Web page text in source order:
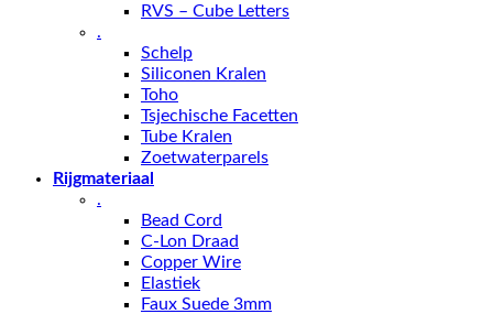
RVS – Cube Letters
.
Schelp
Siliconen Kralen
Toho
Tsjechische Facetten
Tube Kralen
Zoetwaterparels
Rijgmateriaal
.
Bead Cord
C-Lon Draad
Copper Wire
Elastiek
Faux Suede 3mm